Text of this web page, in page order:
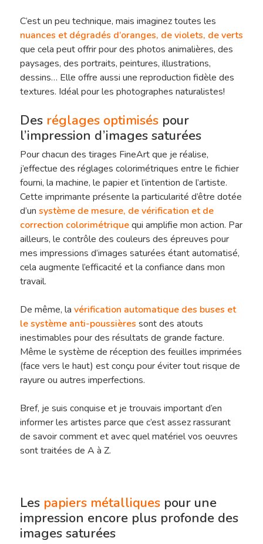
C’est un peu technique, mais imaginez toutes les
nuances et dégradés d’oranges, de violets, de verts
que cela peut offrir pour des photos animalières, des
paysages, des portraits, peintures, illustrations,
dessins… Elle offre aussi une reproduction fidèle des
textures. Idéal pour les photographes naturalistes!
Des réglages optimiséspour
l’impression d’images saturées
Pour chacun des tirages FineArt que je réalise,
j’effectue des réglages colorimétriques entre le fichier
fourni, la machine, le papier et l’intention de l’artiste.
Cette imprimante présente la particularité d’être dotée
d’un système de mesure, de vérification et de
correction colorimétriquequi amplifie mon action. Par
ailleurs, le contrôle des couleurs des épreuves pour
mes impressions d’images saturées étant automatisé,
cela augmente l’efficacité et la confiance dans mon
travail.
De même, la vérification automatique des buses et
le système anti-poussières sont des atouts
inestimables pour des résultats de grande facture.
Même le système de réception des feuilles imprimées
(face vers le haut) est conçu pour éviter tout risque de
rayure ou autres imperfections.
Bref, je suis conquise et je trouvais important d’en
informer les artistes parce que c’est assez rassurant
de savoir comment et avec quel matériel vos oeuvres
sont traitées de A à Z.
Les papiers métalliquespour une
impression encore plus profonde des
images saturées